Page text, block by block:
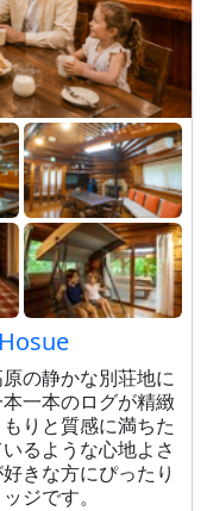
の静かな別荘地に
一本のログが精緻
りと質感に満ちた
るような心地よさ
きな方にぴったり
ジです。